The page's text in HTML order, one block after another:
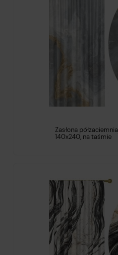
Zasłona
140x240, na taśmie